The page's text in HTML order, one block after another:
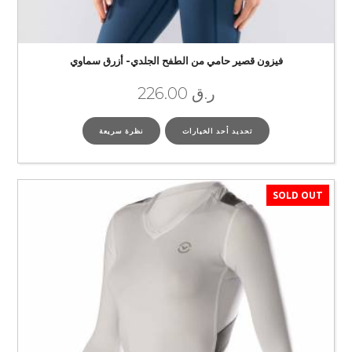
فيزون قصير حامي من الطفح الجلدي- أزرق سماوي
ر.ق
تحديد أحد الخيارات نظرة سريعة
SOLD OUT